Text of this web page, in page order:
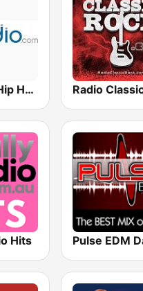
Hits Radio Hip Hop / RnB
Hits